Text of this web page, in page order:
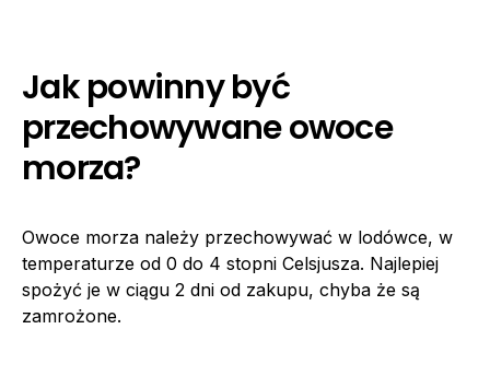
Jak powinny być
przechowywane owoce
morza?
Owoce morza należy przechowywać w lodówce, w
temperaturze od 0 do 4 stopni Celsjusza. Najlepiej
spożyć je w ciągu 2 dni od zakupu, chyba że są
zamrożone.